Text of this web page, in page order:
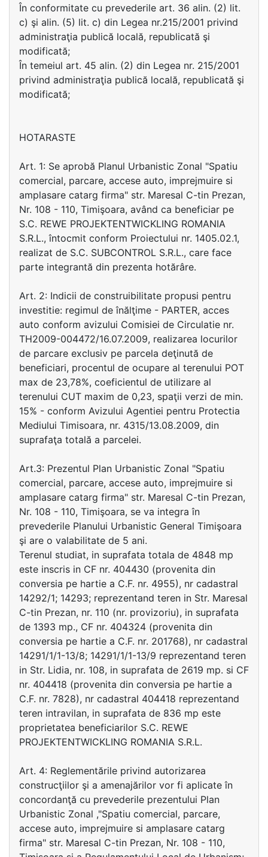
În conformitate cu prevederile art. 36 alin. (2) lit.
c) şi alin. (5) lit. c) din Legea nr.215/2001 privind
administraţia publică locală, republicată şi
modificată;
În temeiul art. 45 alin. (2) din Legea nr. 215/2001
privind administraţia publică locală, republicată şi
modificată;
HOTARASTE
Art. 1: Se aprobă Planul Urbanistic Zonal "Spatiu
comercial, parcare, accese auto, imprejmuire si
amplasare catarg firma" str. Maresal C-tin Prezan,
Nr. 108 - 110, Timişoara, având ca beneficiar pe
S.C. REWE PROJEKTENTWICKLING ROMANIA
S.R.L., întocmit conform Proiectului nr. 1405.02.1,
realizat de S.C. SUBCONTROL S.R.L., care face
parte integrantă din prezenta hotărâre.
Art. 2: Indicii de construibilitate propusi pentru
investitie: regimul de înălţime - PARTER, acces
auto conform avizului Comisiei de Circulatie nr.
TH2009-004472/16.07.2009, realizarea locurilor
de parcare exclusiv pe parcela deţinută de
beneficiari, procentul de ocupare al terenului POT
max de 23,78%, coeficientul de utilizare al
terenului CUT maxim de 0,23, spaţii verzi de min.
15% - conform Avizului Agentiei pentru Protectia
Mediului Timisoara, nr. 4315/13.08.2009, din
suprafaţa totală a parcelei.
Art.3: Prezentul Plan Urbanistic Zonal "Spatiu
comercial, parcare, accese auto, imprejmuire si
amplasare catarg firma" str. Maresal C-tin Prezan,
Nr. 108 - 110, Timişoara, se va integra în
prevederile Planului Urbanistic General Timişoara
şi are o valabilitate de 5 ani.
Terenul studiat, in suprafata totala de 4848 mp
este inscris in CF nr. 404430 (provenita din
conversia pe hartie a C.F. nr. 4955), nr cadastral
14292/1; 14293; reprezentand teren in Str. Maresal
C-tin Prezan, nr. 110 (nr. provizoriu), in suprafata
de 1393 mp., CF nr. 404324 (provenita din
conversia pe hartie a C.F. nr. 201768), nr cadastral
14291/1/1-13/8; 14291/1/1-13/9 reprezentand teren
in Str. Lidia, nr. 108, in suprafata de 2619 mp. si CF
nr. 404418 (provenita din conversia pe hartie a
C.F. nr. 7828), nr cadastral 404418 reprezentand
teren intravilan, in suprafata de 836 mp este
proprietatea beneficiarilor S.C. REWE
PROJEKTENTWICKLING ROMANIA S.R.L.
Art. 4: Reglementările privind autorizarea
construcţiilor şi a amenajărilor vor fi aplicate în
concordanţă cu prevederile prezentului Plan
Urbanistic Zonal ,"Spatiu comercial, parcare,
accese auto, imprejmuire si amplasare catarg
firma" str. Maresal C-tin Prezan, Nr. 108 - 110,